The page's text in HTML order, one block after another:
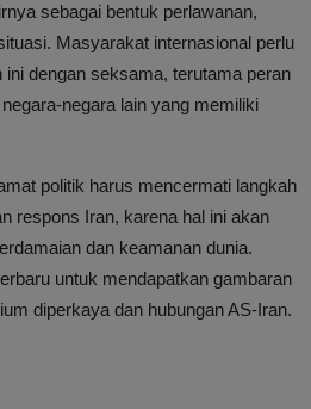
sebagai bentuk perlawanan,
Masyarakat internasional perlu
dengan seksama, terutama peran
negara lain yang memiliki
politik harus mencermati langkah
respons Iran, karena hal ini akan
dan keamanan dunia.
untuk mendapatkan gambaran
diperkaya dan hubungan AS-Iran.